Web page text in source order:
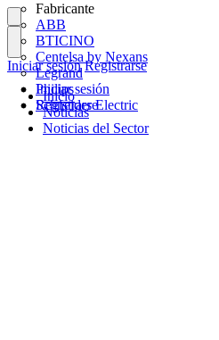
Fabricante
ABB
BTICINO
Centelsa by Nexans
Legrand
Philips
Schneider Electric
Iniciar sesión
Registrarse
Iniciar sesión Registrarse
Inicio
Noticias
Noticias del Sector